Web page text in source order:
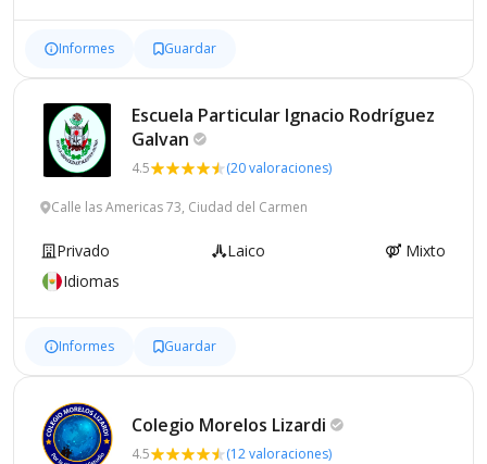
Informes Guardar
Escuela Particular Ignacio Rodríguez
Galvan
4.5 (20 valoraciones)
Calle las Americas 73, Ciudad del Carmen
Privado Laico
Mixto
Idiomas
Informes Guardar
Colegio Morelos Lizardi
4.5 (12 valoraciones)